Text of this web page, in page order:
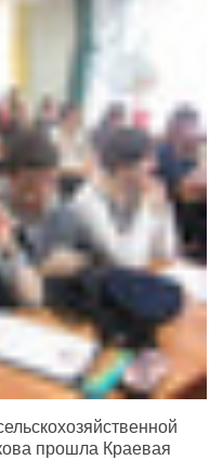
прошла Краевая